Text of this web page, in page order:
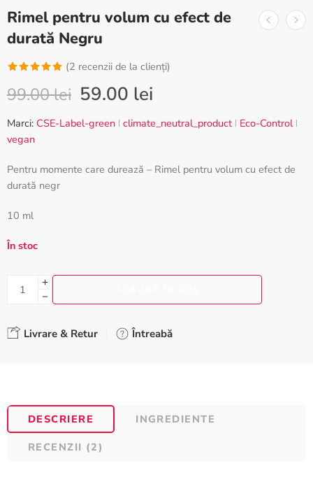
Rimel pentru volum cu efect de
durată Negru
5.00din 5
pe baza a
evaluări de
la clienți
(2 recenzii de la clienți)
99.00lei 59.00 lei
Marci: CSE-Label-green climate_neutral_product Eco-Control
vegan
Pentru momente care durează – Rimel pentru volum cu efect de
durată negr
10 ml
În stoc
Livrare & Retur Întreabă
DESCRIERE
INGREDIENTE
RECENZII (2)